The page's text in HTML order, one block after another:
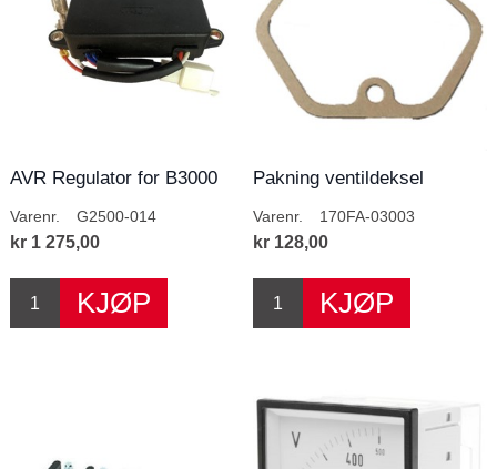
AVR Regulator for B3000
Varenr. G2500-014
kr 1 275,00
Pakning ventildeksel
Varenr. 170FA-03003
kr 128,00